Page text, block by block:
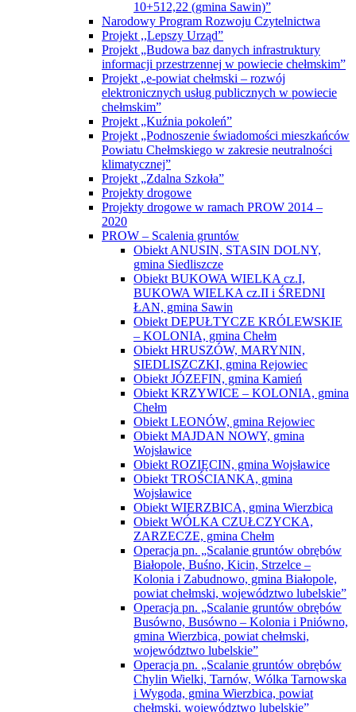
Obiekt DEPUŁTYCZE KRÓLEWSKIE
– KOLONIA, gmina Chełm
Obiekt HRUSZÓW, MARYNIN,
SIEDLISZCZKI, gmina Rejowiec
Obiekt JÓZEFIN, gmina Kamień
Obiekt KRZYWICE – KOLONIA, gmina
Chełm
Obiekt LEONÓW, gmina Rejowiec
Obiekt MAJDAN NOWY, gmina
Wojsławice
Obiekt ROZIĘCIN, gmina Wojsławice
Obiekt TROŚCIANKA, gmina
Wojsławice
Obiekt WIERZBICA, gmina Wierzbica
Obiekt WÓLKA CZUŁCZYCKA,
Operacja pn. „Scalanie gruntów obrębów
Białopole, Buśno, Kicin, Strzelce –
Kolonia i Zabudnowo, gmina Białopole,
powiat chełmski, województwo lubelskie”
Operacja pn. „Scalanie gruntów obrębów
Busówno, Busówno – Kolonia i Pniówno,
gmina Wierzbica, powiat chełmski,
województwo lubelskie”
Operacja pn. „Scalanie gruntów obrębów
Chylin Wielki, Tarnów, Wólka Tarnowska
i Wygoda, gmina Wierzbica, powiat
chełmski, województwo lubelskie”
Operacja pn. „Scalanie gruntów obrębów
Wola Korybutowa Pierwsza,Wola
Korybutowa Druga i Wola Korybutowa –
Kolonia, gmina Siedliszcze, powiat
chełmski, województwo lubelskie”
Operacja pn. „Scalanie gruntów obrębu
Józefin, gmina Chełm, obrębu Ochoża –
Pniaki i części obrębu Święcica, gmina
Wierzbica, powiat chełmski, województwo
lubelskie”
Operacja pn. „Scalanie gruntów obrębu
Kobyle, gmina Rejowiec, powiat
chełmski, województwo lubelskie”
Operacja pn. „Scalanie gruntów obrębu
Ludwinów, gmina Chełm, powiat
chełmski, województwo lubelskie”
Operacja pn. „Scalanie gruntów obrębu
Nowe Depułtycze, gmina Chełm, powiat
chełmski, województwo lubelskie”
Operacja pn. „Scalanie gruntów obrębu
Teremiec, gmina Białopole, powiat